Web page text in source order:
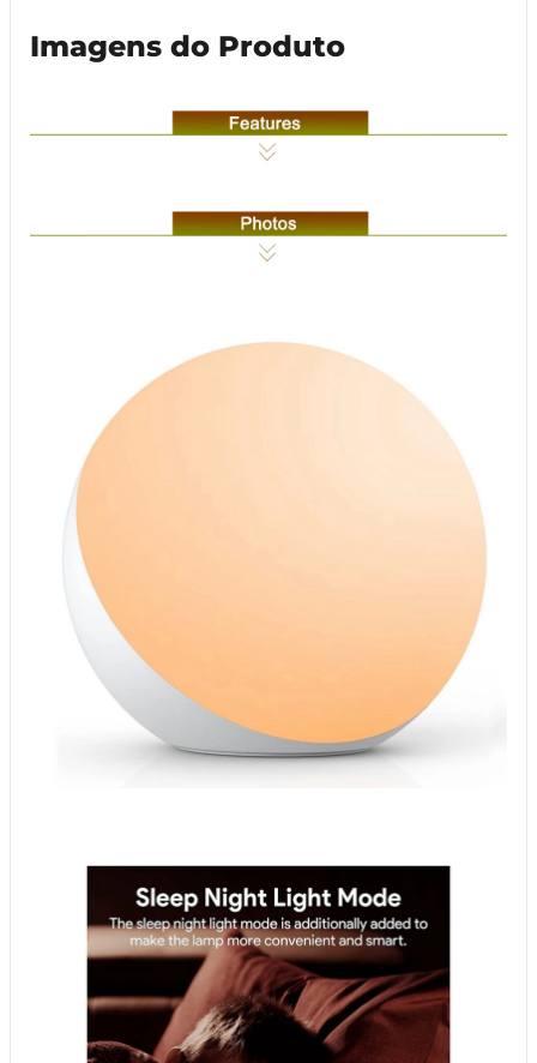
Imagens do Produto